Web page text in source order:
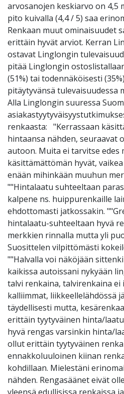
arvosanojen keskiarvo on 4,5
pito kuivalla (4,4 / 5) saa
Renkaan muut ominaisuudet
erittäin hyvät arviot. Kerran
ostavat Linglongin
pitää Linglongin
(51%) tai todennäköisesti
pitäytyvänsä
Alla Linglongin suuressa
renkaasta: "Kerrassaan
hintaansa nähden, seuraavat
autoon. Muita ei tarvitse edes
käsittämättömän hyvät,
enään mihinkään muuhun
""Hintalaatu suhteeltaan
kalpene ns. huippurenkaille
ehdottomasti jatkossakin.
hintalaatu-suhteeltaan hyvä
merkkien rinnalla mutta yli
Suosittelen vilpittömästi
""Halvalla voi näköjään
kaikissa autoissani nykyään
talvi renkaina, talvirenkaina ei
kalliimmat, liikkeellelähdössä
täydellisesti mutta,
erittäin tyytyväinen hinta/
hyvä rengas varsinkin hinta/
ollut erittäin tyytyväinen
ennakkoluuloinen kiinan
kohdillaan. Mielestäni
nähden. Rengasäänet eivät